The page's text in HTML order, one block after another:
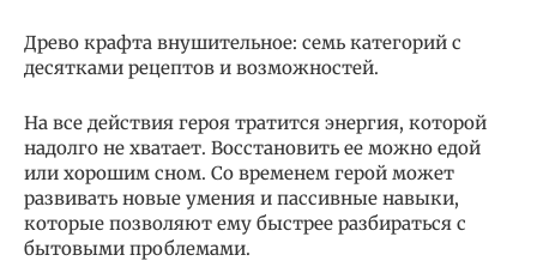
Древо крафта внушительное: семь категорий с
десятками рецептов и возможностей.
На все действия героя тратится энергия, которой
надолго не хватает. Восстановить ее можно едой
или хорошим сном. Со временем герой может
развивать новые умения и пассивные навыки,
которые позволяют ему быстрее разбираться с
бытовыми проблемами.